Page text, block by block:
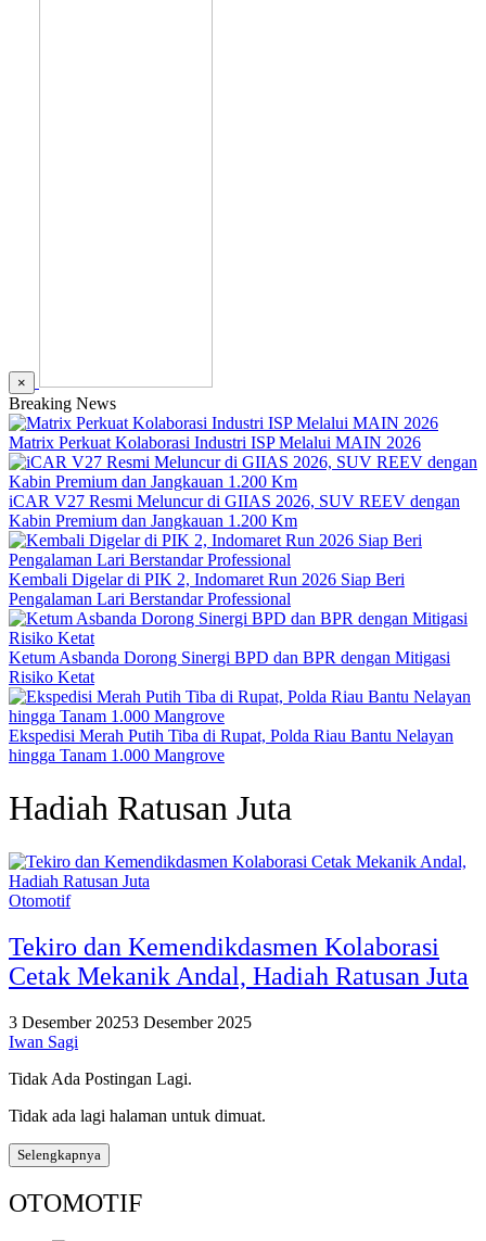
×
Breaking News
Matrix Perkuat Kolaborasi Industri ISP Melalui MAIN 2026
iCAR V27 Resmi Meluncur di GIIAS 2026, SUV REEV dengan
Kabin Premium dan Jangkauan 1.200 Km
Kembali Digelar di PIK 2, Indomaret Run 2026 Siap Beri
Pengalaman Lari Berstandar Professional
Ketum Asbanda Dorong Sinergi BPD dan BPR dengan Mitigasi
Risiko Ketat
Ekspedisi Merah Putih Tiba di Rupat, Polda Riau Bantu Nelayan
hingga Tanam 1.000 Mangrove
Hadiah Ratusan Juta
Otomotif
Tekiro dan Kemendikdasmen Kolaborasi
Cetak Mekanik Andal, Hadiah Ratusan Juta
3 Desember 20253 Desember 2025
Iwan Sagi
Tidak Ada Postingan Lagi.
Tidak ada lagi halaman untuk dimuat.
Selengkapnya
OTOMOTIF